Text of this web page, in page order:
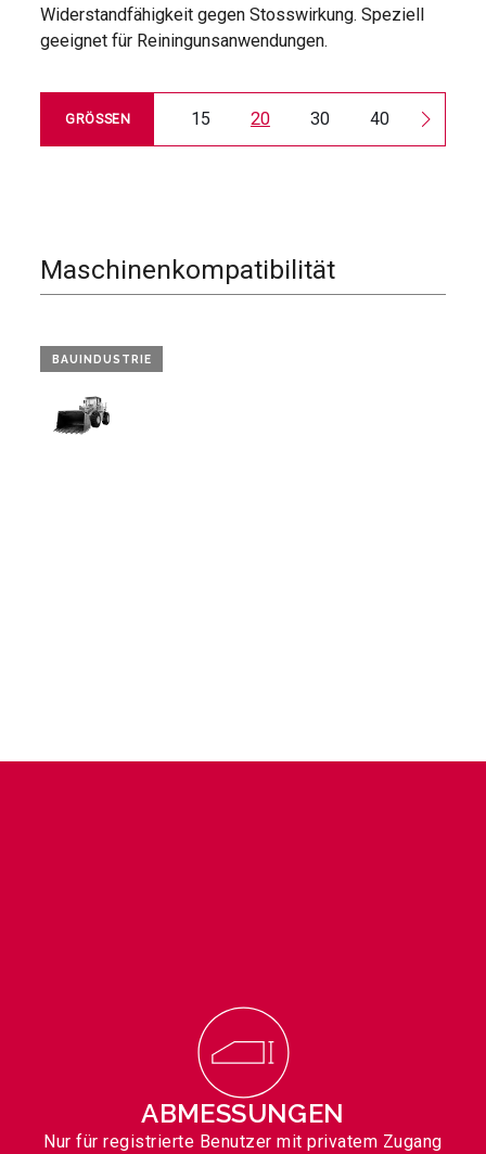
Widerstandfähigkeit gegen Stosswirkung. Speziell
geeignet für Reiningunsanwendungen.
GRÖSSEN 15 20 30 40 50
Maschinenkompatibilität
BAUINDUSTRIE
ABMESSUNGEN
Nur für registrierte Benutzer mit privatem Zugang